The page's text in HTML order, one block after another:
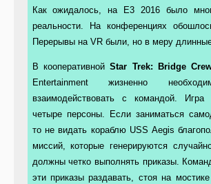
Как ожидалось, на E3 2016 было
реальности. На конференциях
Перерывы на VR были, но в меру
В кооперативнойStar Trek: Bridge
Entertainment жизненно
взаимодействовать с командой. Игра
четыре персоны. Если заниматься
то не видать кораблю USS Aegis
миссий, которые генерируются
должны четко выполнять приказы.
эти приказы раздавать, стоя на